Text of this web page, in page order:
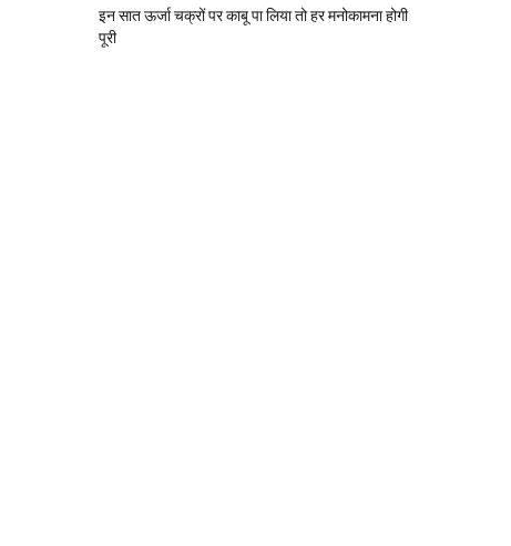
इन सात ऊर्जा चक्रों पर काबू पा लिया तो हर मनोकामना होगी
पूरी